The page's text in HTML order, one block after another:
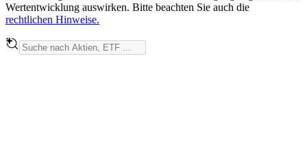
Wertentwicklung auswirken. Bitte beachten Sie auch die
rechtlichen Hinweise.